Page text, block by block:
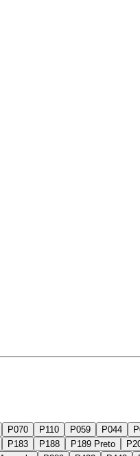
P070 P110 P059 P044
P183 P188 P189 Preto